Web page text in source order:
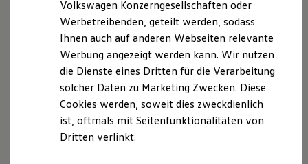
ID. Kollektion
Volkswagen Kollektion
R-Kollektion
GTI Kollektion
Fußball Drop
we drive football
#wedriveproud
Besitzer und Service
Software Updates
Service und Ersatzteile
Volkswagen Konzerngesellschaften oder
Werbetreibenden, geteilt werden, sodass
Ihnen auch auf anderen Webseiten relevante
Werbung angezeigt werden kann. Wir nutzen
die Dienste eines Dritten für die Verarbeitung
solcher Daten zu Marketing Zwecken. Diese
Cookies werden, soweit dies zweckdienlich
ist, oftmals mit Seitenfunktionalitäten von
Dritten verlinkt.